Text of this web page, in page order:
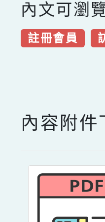
內文可瀏
註冊會員
內容附件